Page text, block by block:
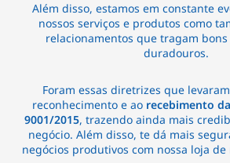
Além disso, estamos em constante
nossos serviços e produtos como
relacionamentos que tragam
duradouros.
Foram essas diretrizes que
reconhecimento e ao recebimento
9001/2015, trazendo ainda mais
negócio. Além disso, te dá mais
negócios produtivos com nossa loja